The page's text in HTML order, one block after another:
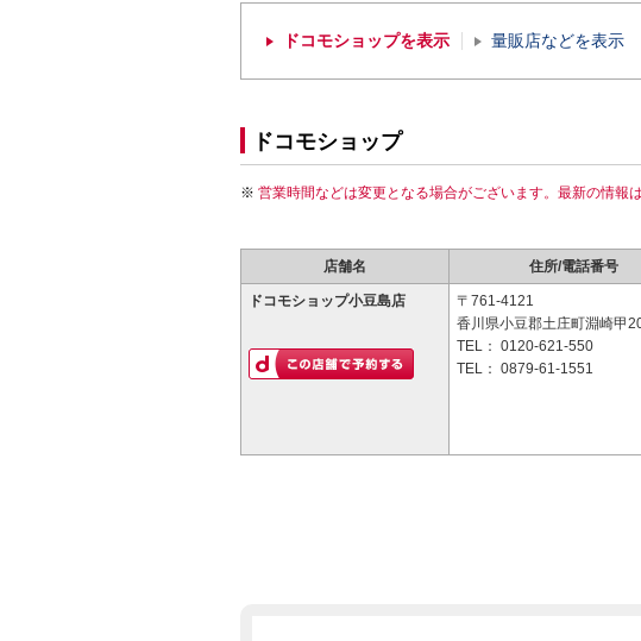
ドコモショップを表示 量販店などを表示
ドコモショップ
営業時間などは変更となる場合がございます。最新の情報は
店舗名 住所/電話番号
ドコモショップ小豆島店
〒761-4121
香川県小豆郡土庄町淵崎甲
TEL： 0120-621-550
TEL： 0879-61-1551